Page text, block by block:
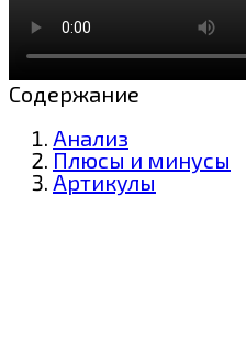
Содержание
Анализ
Плюсы и минусы
Артикулы